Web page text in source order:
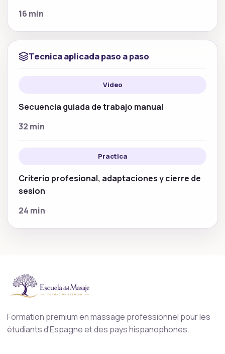
16 min
Tecnica aplicada paso a paso
Video
Secuencia guiada de trabajo manual
32 min
Practica
Criterio profesional, adaptaciones y cierre de
sesion
24 min
Formation premium en massage professionnel pour les
étudiants d'Espagne et des pays hispanophones.